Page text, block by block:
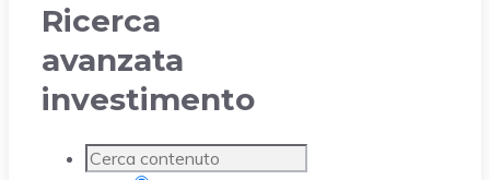
Ricerca
avanzata
investimento